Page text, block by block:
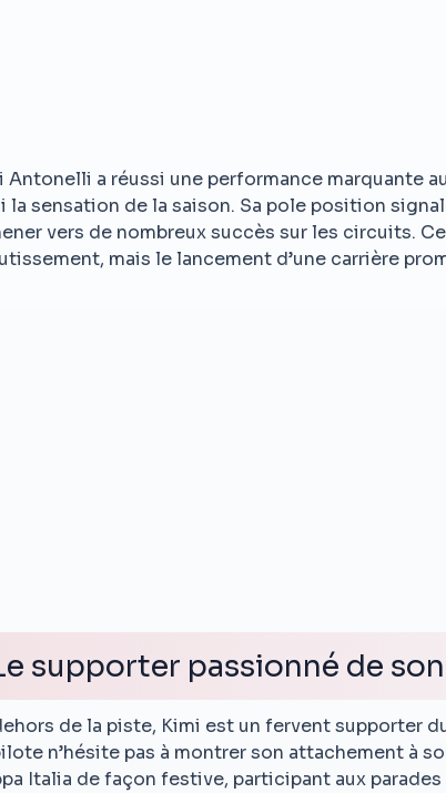
Antonelli a réussi une performance marquante
la sensation de la saison. Sa pole position
vers de nombreux succès sur les circuits.
mais le lancement d’une carrière
supporter passionné de
de la piste, Kimi est un fervent supporter
n’hésite pas à montrer son attachement à
Italia de façon festive, participant aux